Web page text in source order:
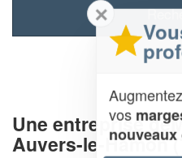
Une entreprise
Auvers-le-Hamon
✕
vosmarges
nouveaux